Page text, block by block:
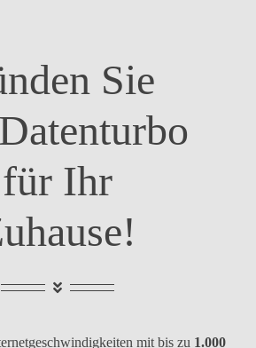
Sie
für Ihr
mit bis zu 1.000